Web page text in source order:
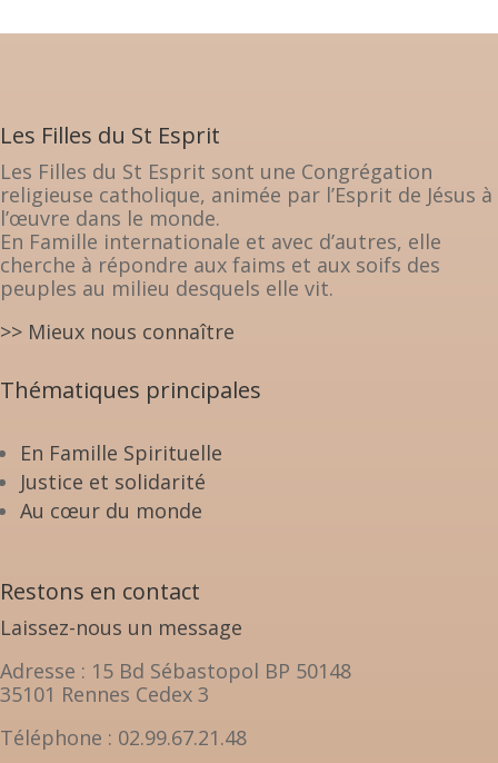
Les Filles du St Esprit
Les Filles du St Esprit sont une Congrégation
religieuse catholique, animée par l’Esprit de Jésus à
l’œuvre dans le monde.
En Famille internationale et avec d’autres, elle
cherche à répondre aux faims et aux soifs des
peuples au milieu desquels elle vit.
>> Mieux nous connaître
Thématiques principales
En Famille Spirituelle
Justice et solidarité
Au cœur du monde
Restons en contact
Laissez-nous un message
Adresse : 15 Bd Sébastopol BP 50148
35101 Rennes Cedex 3
Téléphone : 02.99.67.21.48